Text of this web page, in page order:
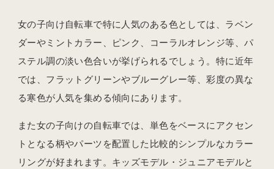
女の子向け自転車で特に人気のある色としては、ラベン
ダーやミントカラー、ピンク、コーラルオレンジ等、パ
ステル調の淡い色合いが挙げられるでしょう。特に近年
では、フラットグリーンやブルーグレー等、彩度の異な
る寒色が人気を集める傾向にあります。
また女の子向けの自転車では、単色をベースにアクセン
トとなる柄やパーツを配置した比較的シンプルなカラー
リングが好まれます。キッズモデル・ジュニアモデルと